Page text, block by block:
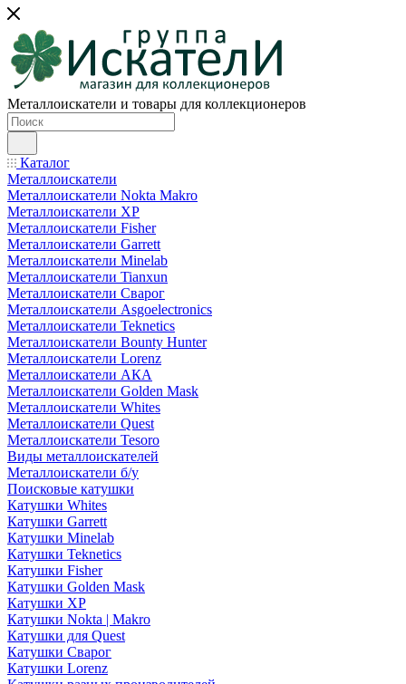
Металлоискатели и товары для коллекционеров
Каталог
Металлоискатели
Металлоискатели Nokta Makro
Металлоискатели XP
Металлоискатели Fisher
Металлоискатели Garrett
Металлоискатели Minelab
Металлоискатели Tianxun
Металлоискатели Сварог
Металлоискатели Asgoelectronics
Металлоискатели Teknetics
Металлоискатели Bounty Hunter
Металлоискатели Lorenz
Металлоискатели АКА
Металлоискатели Golden Mask
Металлоискатели Whites
Металлоискатели Quest
Металлоискатели Tesoro
Виды металлоискателей
Металлоискатели б/у
Поисковые катушки
Катушки Whites
Катушки Garrett
Катушки Minelab
Катушки Teknetics
Катушки Fisher
Катушки Golden Mask
Катушки XP
Катушки Nokta | Makro
Катушки для Quest
Катушки Сварог
Катушки Lorenz